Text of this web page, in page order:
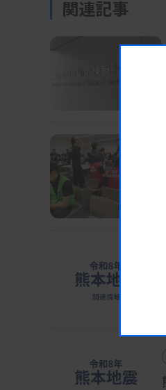
のこども霞が関見学
用、LDTの臨床実
検査薬協会副会長
資料はこちら
関連記事